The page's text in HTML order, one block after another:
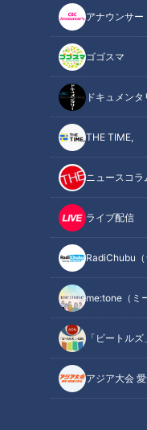
アナウンサー
ゴゴスマ
ドキュメンタ
THE TIME,
ニュースコラ
ライブ配信
RadiChubu（
me:tone（ミ
「ビートルズ
アジア大会
この記事を見たあな